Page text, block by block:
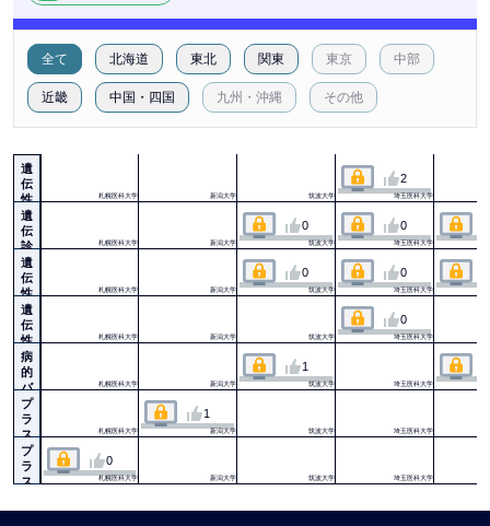
全て 北海道 東北 関東 東京 中部
近畿 中国・四国 九州・沖縄 その他
遺
伝
性
腫
瘍
総
論
札幌医科大学 新潟大学 筑波大学 埼玉医科大学
2
遺
伝
診
療
総
論
札幌医科大学 新潟大学 筑波大学
0
埼玉医科大学
0
遺
伝
性
腫
瘍
各
論
1
札幌医科大学 新潟大学 筑波大学
0
埼玉医科大学
0
遺
伝
性
腫
瘍
各
論
２
札幌医科大学 新潟大学 筑波大学 埼玉医科大学
0
病
的
バ
リ
ア
ン
ト
未
発
者
札幌医科大学 新潟大学 筑波大学
1
埼玉医科大学
プ
ラ
ス
α
枠
1
札幌医科大学 新潟大学
1
筑波大学 埼玉医科大学
プ
ラ
ス
枠
札幌医科大学
0
新潟大学 筑波大学 埼玉医科大学